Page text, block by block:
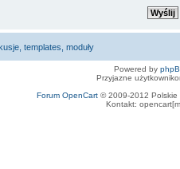
templates, moduły
Powered by
Przyjazne
Forum OpenCart© 2009-2012 Polskie
Kontakt: